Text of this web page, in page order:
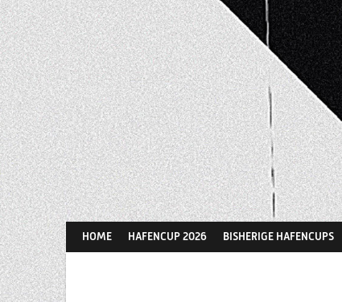
Springe
zum
Inhalt
HOME HAFENCUP 2026 BISHERIGE HAFENCUPS